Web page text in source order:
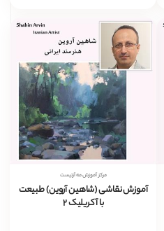
مرکز آموزش مه آرتیست
آموزش نقاشی (شاهین آروین) طبیعت
با آکریلیک 2